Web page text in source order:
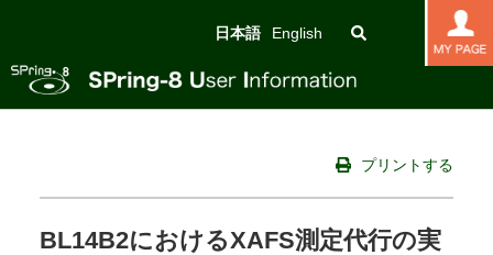
日本語 English
プリントする
BL14B2におけるXAFS測定代行の実